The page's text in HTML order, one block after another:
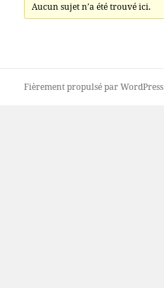
Aucun sujet n’a été trouvé ici.
Fièrement propulsé par WordPress